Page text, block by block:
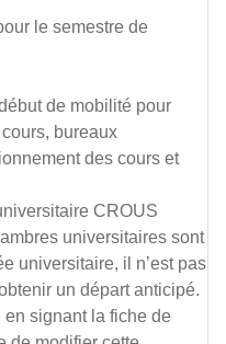
le semestre de
de mobilité pour
bureaux
des cours et
CROUS
universitaires sont
universitaire, il n’est pas
un départ anticipé.
en signant la fiche de